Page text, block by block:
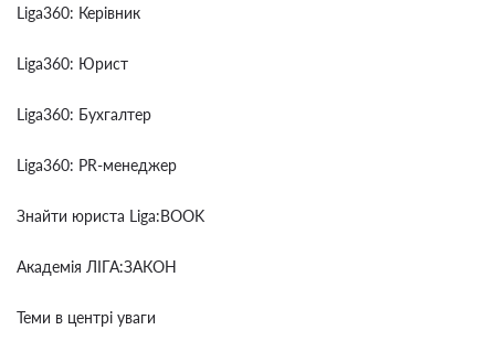
Liga360: Керівник
Liga360: Юрист
Liga360: Бухгалтер
Liga360: PR-менеджер
Знайти юриста Liga:BOOK
Академія ЛІГА:ЗАКОН
Теми в центрі уваги